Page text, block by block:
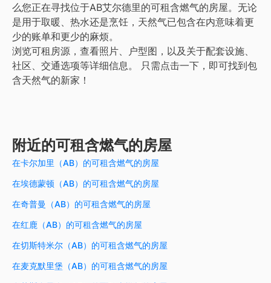
么您正在寻找位于AB艾尔德里的可租含燃气的房屋。无论
是用于取暖、热水还是烹饪，天然气已包含在内意味着更
少的账单和更少的麻烦。
浏览可租房源，查看照片、户型图，以及关于配套设施、
社区、交通选项等详细信息。
只需点击一下，即可找到包
含天然气的新家！
附近的可租含燃气的房屋
在卡尔加里（AB）的可租含燃气的房屋
在埃德蒙顿（AB）的可租含燃气的房屋
在奇普曼（AB）的可租含燃气的房屋
在红鹿（AB）的可租含燃气的房屋
在切斯特米尔（AB）的可租含燃气的房屋
在麦克默里堡（AB）的可租含燃气的房屋